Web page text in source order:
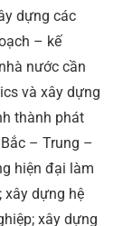
dựng các
– kế
nước cần
và xây dựng
thành phát
– Trung –
hiện đại làm
xây dựng hệ
xây dựng